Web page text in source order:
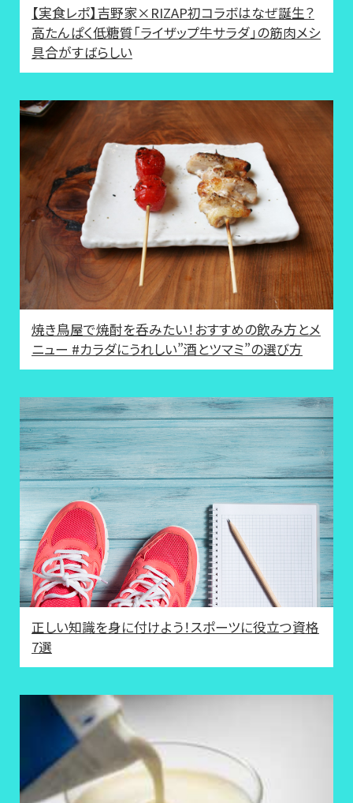
【実食レポ】吉野家×RIZAP初コラボはなぜ誕生？
高たんぱく低糖質「ライザップ牛サラダ」の筋肉メシ
具合がすばらしい
焼き鳥屋で焼酎を呑みたい！おすすめの飲み方とメ
ニュー #カラダにうれしい”酒とツマミ”の選び方
正しい知識を身に付けよう！スポーツに役立つ資格
7選